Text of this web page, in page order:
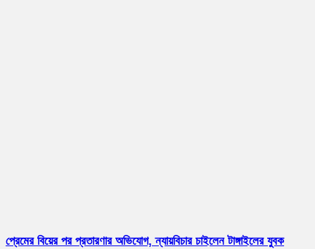
প্রেমের বিয়ের পর প্রতারণার অভিযোগ, ন্যায়বিচার চাইলেন টাঙ্গাইলের যুবক